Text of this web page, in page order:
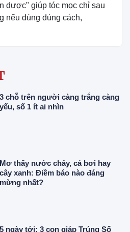
dược" giúp tóc mọc chỉ sau
nếu dùng đúng cách,
3 chỗ trên người càng trắng càng
yếu, số 1 ít ai nhìn
Mơ thấy nước chảy, cá bơi hay
cây xanh: Điềm báo nào đáng
mừng nhất?
5 ngày tới: 3 con giáp Trúng Số